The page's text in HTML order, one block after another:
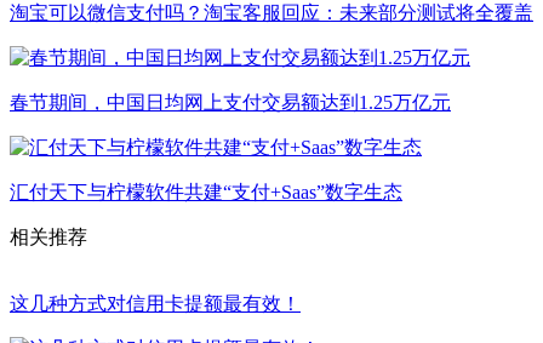
淘宝可以微信支付吗？淘宝客服回应：未来部分测试将全覆盖
春节期间，中国日均网上支付交易额达到1.25万亿元
汇付天下与柠檬软件共建“支付+Saas”数字生态
相关推荐
这几种方式对信用卡提额最有效！